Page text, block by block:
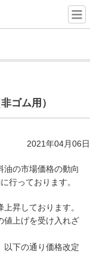
ゴム用）
2021年04月06日
油の市場価格の動向
行っております。
昇しております。
値上げを受け入れざ
以下の通り価格改定